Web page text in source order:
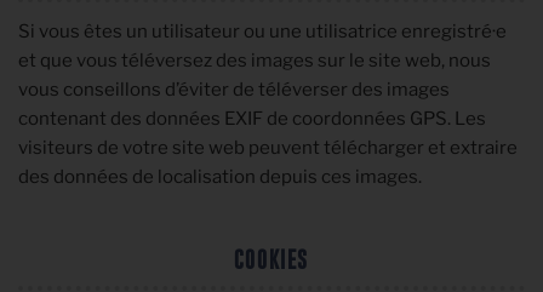
Si vous êtes un utilisateur ou une utilisatrice enregistré·e
et que vous téléversez des images sur le site web, nous
vous conseillons d’éviter de téléverser des images
contenant des données EXIF de coordonnées GPS. Les
visiteurs de votre site web peuvent télécharger et extraire
des données de localisation depuis ces images.
COOKIES